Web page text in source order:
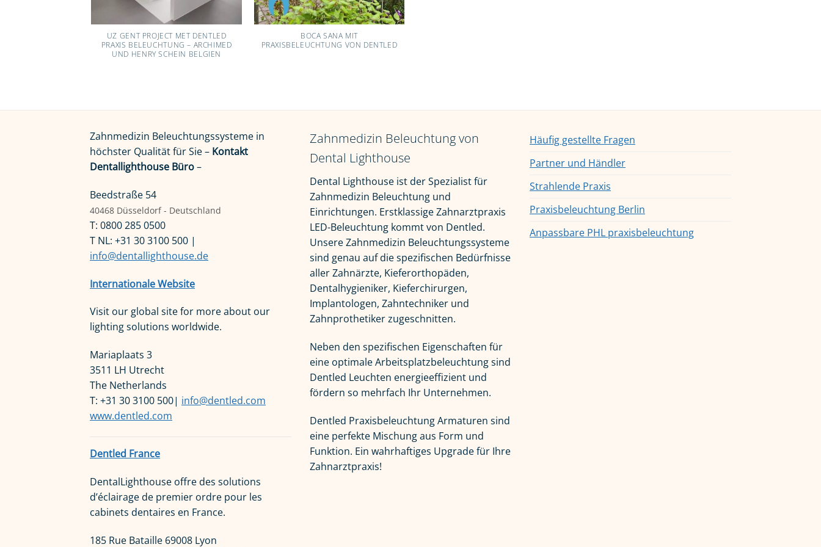
UZ GENT PROJECT MET DENTLED
PRAXIS BELEUCHTUNG – ARCHIMED
UND HENRY SCHEIN BELGIEN
BOCA SANA MIT
PRAXISBELEUCHTUNG VON DENTLED
Zahnmedizin Beleuchtungssysteme in
höchster Qualität für Sie – Kontakt
Dentallighthouse Büro–
Beedstraße 54
40468 Düsseldorf - Deutschland
T: 0800 285 0500
T NL: +31 30 3100 500 |
info@dentallighthouse.de
Internationale Website
Visit our global site for more about our
lighting solutions worldwide.
Mariaplaats 3
3511 LH Utrecht
The Netherlands
T: +31 30 3100 500| info@dentled.com
www.dentled.com
Dentled France
DentalLighthouse offre des solutions
d’éclairage de premier ordre pour les
cabinets dentaires en France.
185 Rue Bataille 69008 Lyon
Zahnmedizin Beleuchtung von
Dental Lighthouse
Dental Lighthouse ist der Spezialist für
Zahnmedizin Beleuchtung und
Einrichtungen. Erstklassige Zahnarztpraxis
LED-Beleuchtung kommt von Dentled.
Unsere Zahnmedizin Beleuchtungssysteme
sind genau auf die spezifischen Bedürfnisse
aller Zahnärzte, Kieferorthopäden,
Dentalhygieniker, Kieferchirurgen,
Implantologen, Zahntechniker und
Zahnprothetiker zugeschnitten.
Neben den spezifischen Eigenschaften für
eine optimale Arbeitsplatzbeleuchtung sind
Dentled Leuchten energieeffizient und
fördern so mehrfach Ihr Unternehmen.
Dentled Praxisbeleuchtung Armaturen sind
eine perfekte Mischung aus Form und
Funktion. Ein wahrhaftiges Upgrade für Ihre
Zahnarztpraxis!
Häufig gestellte Fragen
Partner und Händler
Strahlende Praxis
Praxisbeleuchtung Berlin
Anpassbare PHL praxisbeleuchtung